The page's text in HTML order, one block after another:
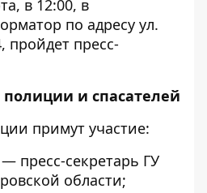
в 12:00, в
по адресу ул.
пройдет пресс-
и спасателей
примут участие:
пресс-секретарь ГУ
области;